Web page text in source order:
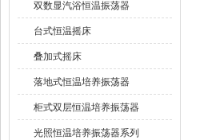
双数显汽浴恒温振荡器
台式恒温摇床
叠加式摇床
落地式恒温培养振荡器
柜式双层恒温培养振荡器
光照恒温培养振荡器系列